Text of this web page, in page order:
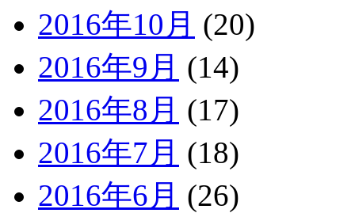
2016年10月 (20)
2016年9月 (14)
2016年8月 (17)
2016年7月 (18)
2016年6月 (26)